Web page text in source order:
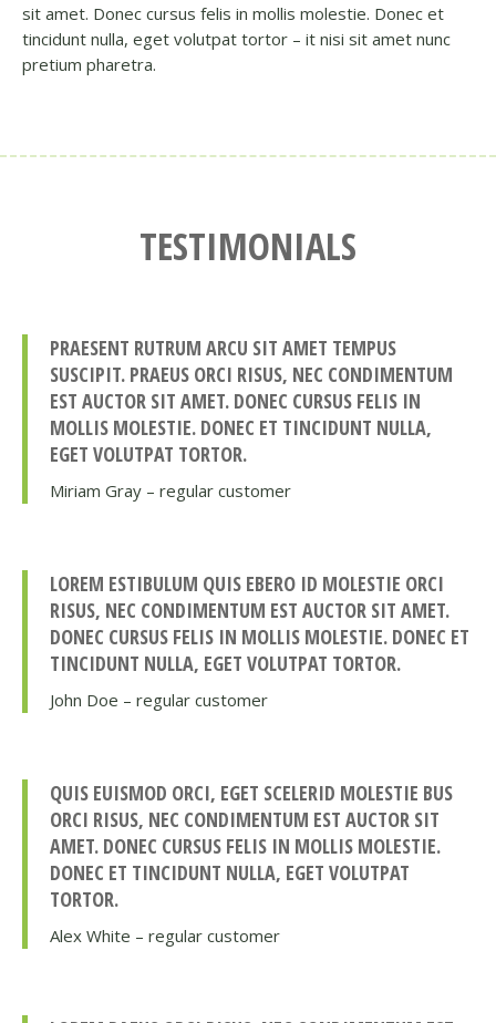
sit amet. Donec cursus felis in mollis molestie. Donec et
tincidunt nulla, eget volutpat tortor – it nisi sit amet nunc
pretium pharetra.
TESTIMONIALS
PRAESENT RUTRUM ARCU SIT AMET TEMPUS
SUSCIPIT. PRAEUS ORCI RISUS, NEC CONDIMENTUM
EST AUCTOR SIT AMET. DONEC CURSUS FELIS IN
MOLLIS MOLESTIE. DONEC ET TINCIDUNT NULLA,
EGET VOLUTPAT TORTOR.
Miriam Gray – regular customer
LOREM ESTIBULUM QUIS EBERO ID MOLESTIE ORCI
RISUS, NEC CONDIMENTUM EST AUCTOR SIT AMET.
DONEC CURSUS FELIS IN MOLLIS MOLESTIE. DONEC ET
TINCIDUNT NULLA, EGET VOLUTPAT TORTOR.
John Doe – regular customer
QUIS EUISMOD ORCI, EGET SCELERID MOLESTIE BUS
ORCI RISUS, NEC CONDIMENTUM EST AUCTOR SIT
AMET. DONEC CURSUS FELIS IN MOLLIS MOLESTIE.
DONEC ET TINCIDUNT NULLA, EGET VOLUTPAT
TORTOR.
Alex White – regular customer